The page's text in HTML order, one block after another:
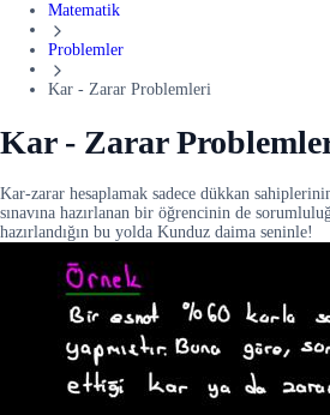
Matematik
Problemler
Kar - Zarar Problemleri
Kar - Zarar
Kar-zarar hesaplamak sadece dükkan
sınavına hazırlanan bir öğrencinin de
hazırlandığın bu yolda Kunduz daima seninle!